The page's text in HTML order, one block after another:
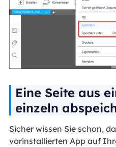
Eine Seite aus
einzeln
Sicher wissen Sie schon,
vorinstallierten App auf